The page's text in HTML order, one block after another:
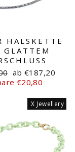
HALSKETTE
Sonderpreis
ab €187,20
€20,80
X Jewellery